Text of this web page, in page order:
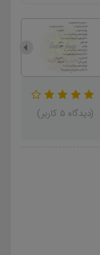
(دیدگاه 5 کاربر)